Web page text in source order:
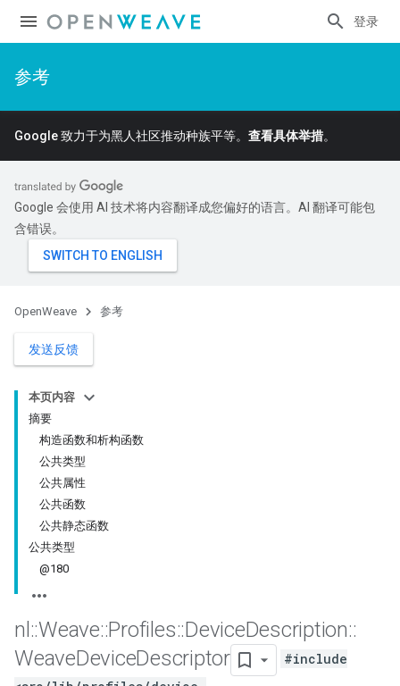
登录
参考
Google 致力于为黑人社区推动种族平等。 查看具体举措。
Google 会使用 AI 技术将内容翻译成您偏好的语言。AI 翻译可能包
含错误。
OpenWeave 参考
发送反馈
本页内容
摘要
构造函数和析构函数
公共类型
公共属性
公共函数
公共静态函数
公共类型
@180
nl ::Weave::Profiles::DeviceDescription::
WeaveDeviceDescriptor
#include